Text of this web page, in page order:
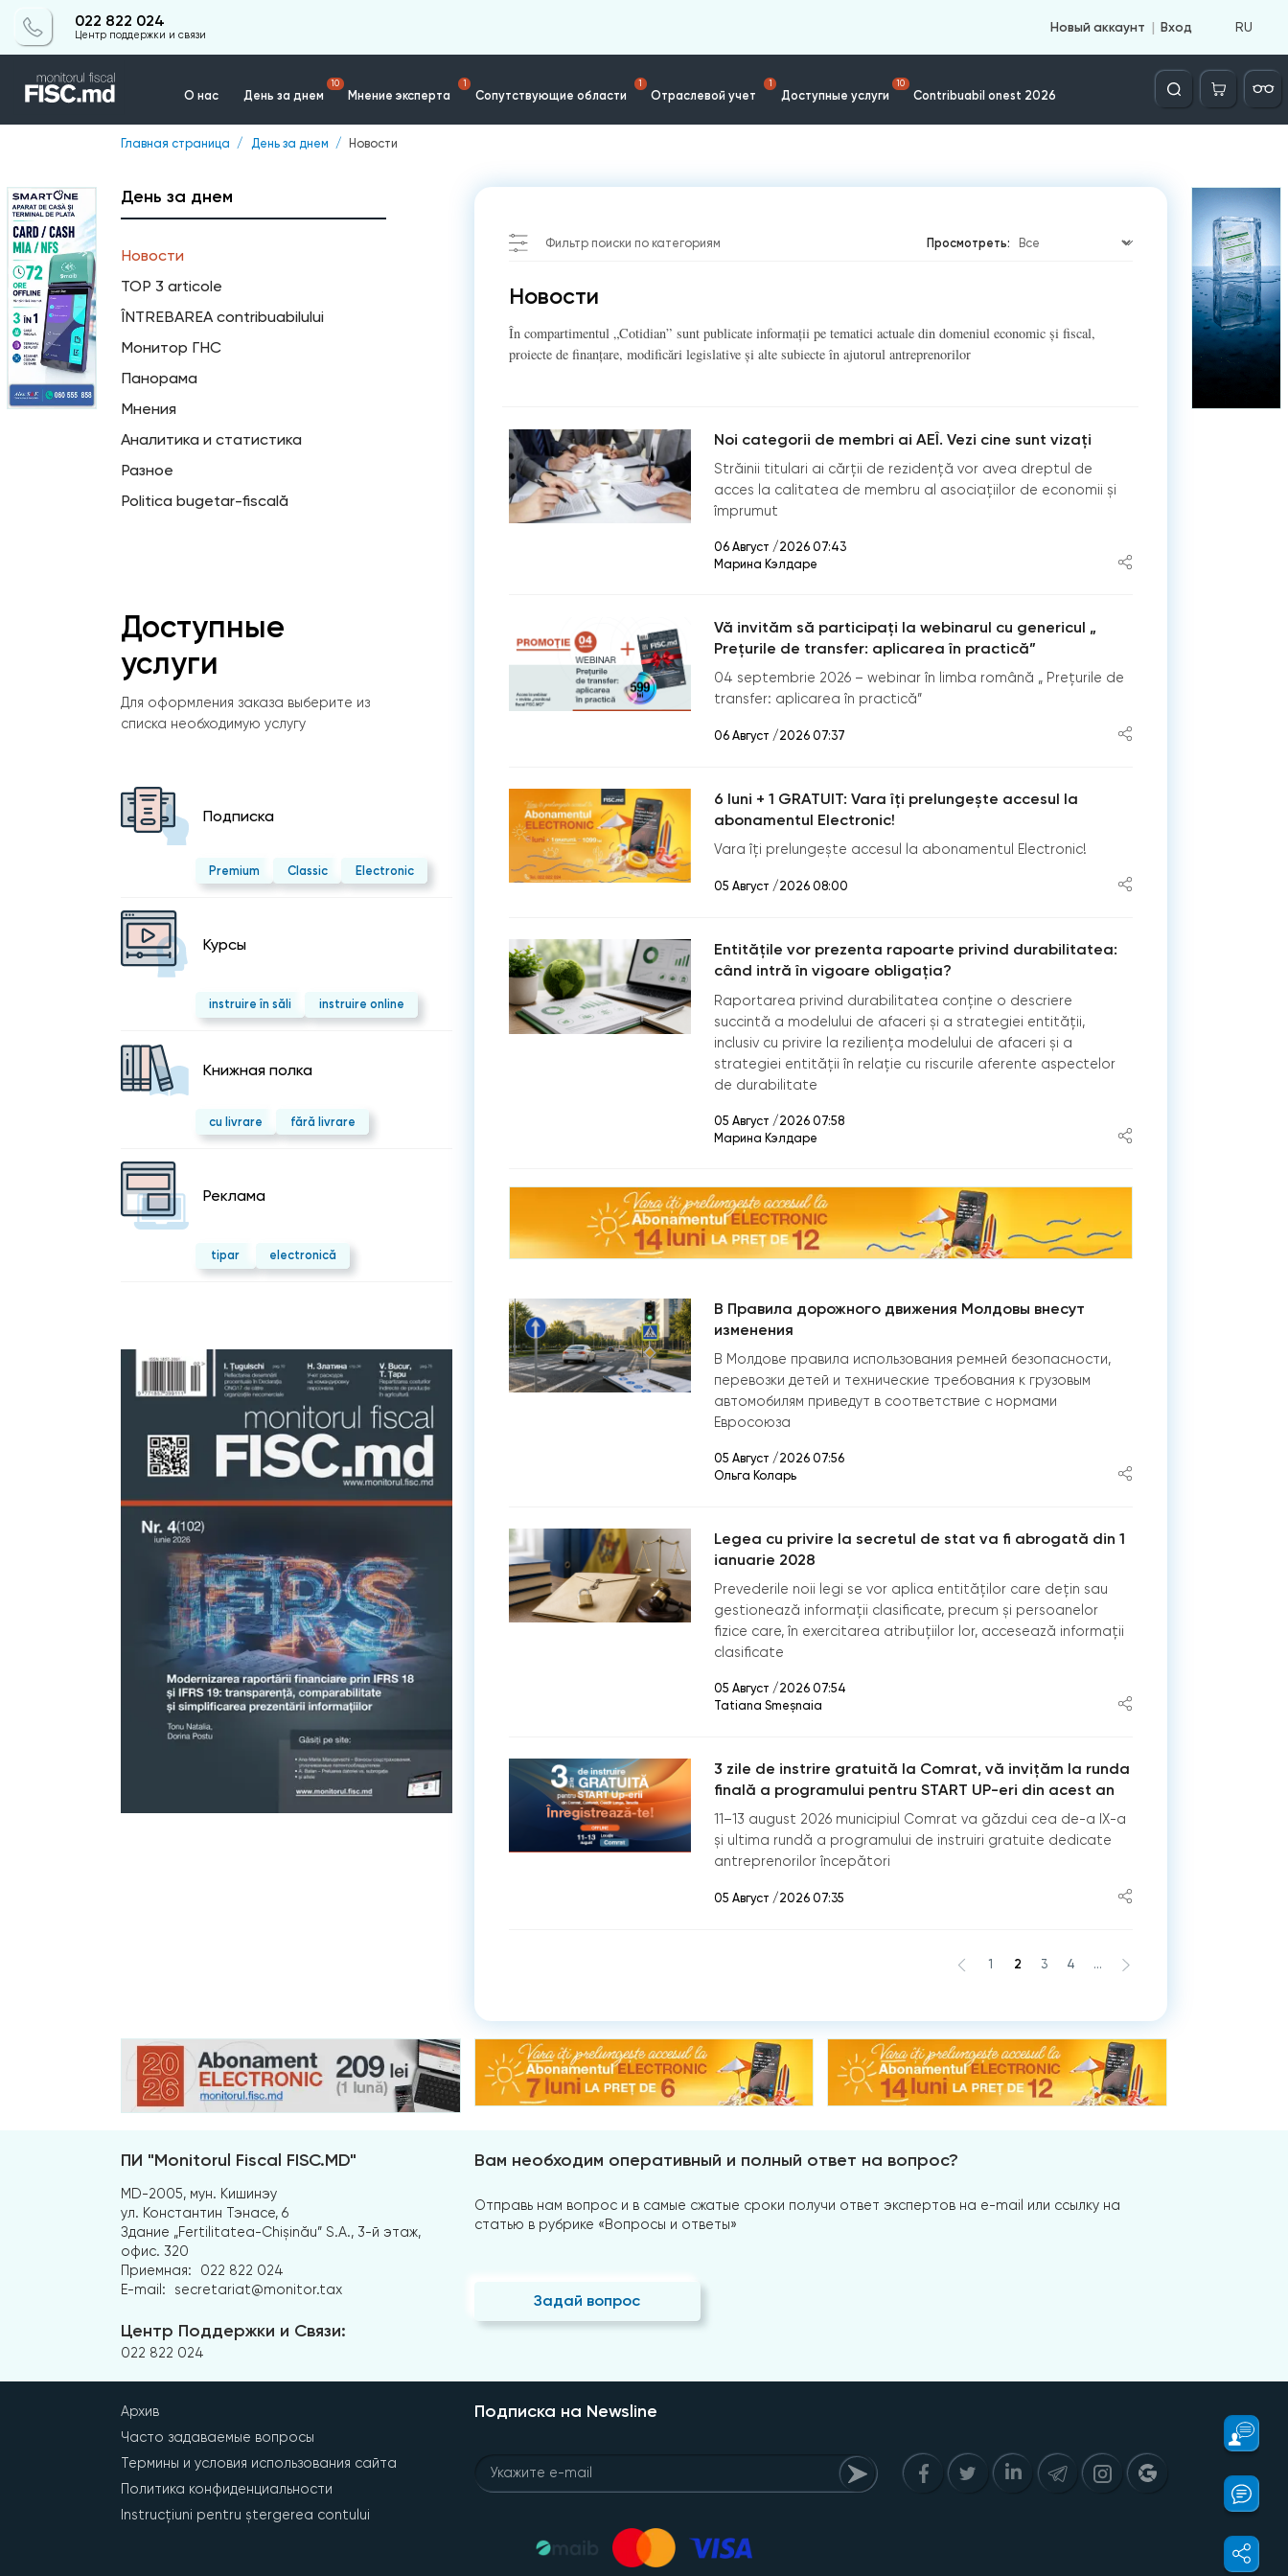
022 822 024
Центр поддержки и связи
Новый аккаунт Вход RU
О нас День за днем
10
Мнение эксперта
1
Сопутствующие области
1
Отраслевой учет
1
Доступные услуги
10
Contribuabil onest 2026
Căutare
Главная страница День за днем Новости
День за днем
Новости
TOP 3 articole
ÎNTREBAREA contribuabilului
Монитор ГНС
Панорама
Мнения
Аналитика и статистика
Разное
Politica bugetar-fiscală
Доступные
услуги
Для оформления заказа выберите из
списка необходимую услугу
Подписка
Premium Classic Electronic
Курсы
instruire în săli instruire online
Kнижная полка
cu livrare fără livrare
Реклама
tipar electronică
Фильтр поиски по категориям Просмотреть:
Новости
În compartimentul „Cotidian” sunt publicate informații pe tematici actuale din domeniul economic și fiscal,
proiecte de finanțare, modificări legislative și alte subiecte în ajutorul antreprenorilor
Noi categorii de membri ai AEÎ. Vezi cine sunt vizați
Străinii titulari ai cărții de rezidență vor avea dreptul de
acces la calitatea de membru al asociațiilor de economii și
împrumut
06 Август /2026 07:43
Марина Кэлдаре
Vă invităm să participați la webinarul cu genericul „
Prețurile de transfer: aplicarea în practică”
04 septembrie 2026 – webinar în limba română „ Prețurile de
transfer: aplicarea în practică”
06 Август /2026 07:37
6 luni + 1 GRATUIT: Vara îți prelungește accesul la
abonamentul Electronic!
Vara îți prelungește accesul la abonamentul Electronic!
05 Август /2026 08:00
Entitățile vor prezenta rapoarte privind durabilitatea:
când intră în vigoare obligația?
Raportarea privind durabilitatea conține o descriere
succintă a modelului de afaceri și a strategiei entității,
inclusiv cu privire la reziliența modelului de afaceri și a
strategiei entității în relație cu riscurile aferente aspectelor
de durabilitate
05 Август /2026 07:58
Марина Кэлдаре
В Правила дорожного движения Молдовы внесут
изменения
​В Молдове правила использования ремней безопасности,
перевозки детей и технические требования к грузовым
автомобилям приведут в соответствие с нормами
Евросоюза
05 Август /2026 07:56
Ольга Коларь
Legea cu privire la secretul de stat va fi abrogată din 1
ianuarie 2028
Prevederile noii legi se vor aplica entităților care dețin sau
gestionează informații clasificate, precum și persoanelor
fizice care, în exercitarea atribuțiilor lor, accesează informații
clasificate
05 Август /2026 07:54
Tatiana Smeșnaia
3 zile de instrire gratuită la Comrat, vă invițăm la runda
finală a programului pentru START UP-eri din acest an
11–13 august 2026 municipiul Comrat va găzdui cea de-a IX-a
și ultima rundă a programului de instruiri gratuite dedicate
antreprenorilor începători
05 Август /2026 07:35
1 2 3 4 ...
ПИ "Monitorul Fiscal FISC.MD"
MD-2005, мун. Кишинэу
ул. Константин Тэнасе, 6
Здание „Fertilitatea-Chișinău” S.A., 3-й этаж,
офис. 320
Приемная:
022 822 024
E-mail:
secretariat@monitor.tax
Центр Поддержки и Связи:
022 822 024
Вам необходим оперативный и полный ответ на вопрос?
Отправь нам вопрос и в самые сжатые сроки получи ответ экспертов на e-mail или ссылку на
статью в рубрике «Вопросы и ответы»
Задай вопрос
Архив
Часто задаваемые вопросы
Термины и условия использования сайта
Политика конфиденциальности
Instrucțiuni pentru ștergerea contului
Подписка на Newsline